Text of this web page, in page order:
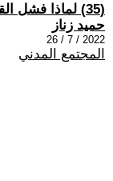
(35) لماذا فشل القطاع السياحي في الجزائر؟
حميد زناز
2022 / 7 / 26
المجتمع المدني